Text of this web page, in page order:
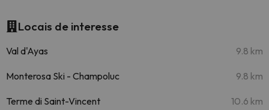
Locais de interesse
Val d'Ayas 9.8 km
Monterosa Ski - Champoluc 9.8 km
Terme di Saint-Vincent 10.6 km